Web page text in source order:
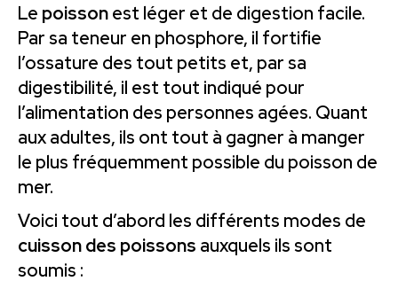
Le poissonest léger et de digestion facile.
Par sa teneur en phosphore, il fortifie
l’ossature des tout petits et, par sa
digestibilité, il est tout indiqué pour
l’alimentation des personnes agées. Quant
aux adultes, ils ont tout à gagner à manger
le plus fréquemment possible du poisson de
mer.
Voici tout d’abord les différents modes de
cuisson des poissons auxquels ils sont
soumis :